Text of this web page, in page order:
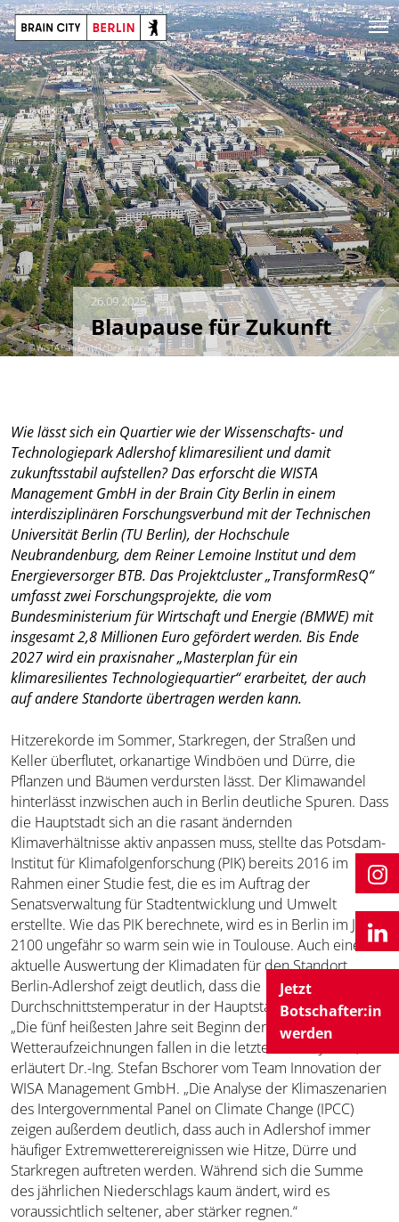
Jetzt
Botschafter:in
werden
© WISTA.Plan GmbH / Dirk Laubner
26.09.2025
Blaupause für Zukunft
Wie lässt sich ein Quartier wie der Wissenschafts- und
Technologiepark Adlershof klimaresilient und damit
zukunftsstabil aufstellen? Das erforscht die WISTA
Management GmbH in der Brain City Berlin in einem
interdisziplinären Forschungsverbund mit der Technischen
Universität Berlin (TU Berlin), der Hochschule
Neubrandenburg, dem Reiner Lemoine Institut und dem
Energieversorger BTB. Das Projektcluster „TransformResQ“
umfasst zwei Forschungsprojekte, die vom
Bundesministerium für Wirtschaft und Energie (BMWE) mit
insgesamt 2,8 Millionen Euro gefördert werden. Bis Ende
2027 wird ein praxisnaher „Masterplan für ein
klimaresilientes Technologiequartier“ erarbeitet, der auch
auf andere Standorte übertragen werden kann.
Hitzerekorde im Sommer, Starkregen, der Straßen und
Keller überflutet, orkanartige Windböen und Dürre, die
Pflanzen und Bäumen verdursten lässt. Der Klimawandel
hinterlässt inzwischen auch in Berlin deutliche Spuren. Dass
die Hauptstadt sich an die rasant ändernden
Klimaverhältnisse aktiv anpassen muss, stellte das Potsdam-
Institut für Klimafolgenforschung (PIK) bereits 2016 im
Rahmen einer Studie fest, die es im Auftrag der
Senatsverwaltung für Stadtentwicklung und Umwelt
erstellte. Wie das PIK berechnete, wird es in Berlin im Jahre
2100 ungefähr so warm sein wie in Toulouse. Auch eine
aktuelle Auswertung der Klimadaten für den Standort
Berlin-Adlershof zeigt deutlich, dass die
Durchschnittstemperatur in der Hauptstadt jährlich steigt.
„Die fünf heißesten Jahre seit Beginn der
Wetteraufzeichnungen fallen in die letzten sechs Jahre“,
erläutert Dr.-Ing. Stefan Bschorer vom Team Innovation der
WISA Management GmbH. „Die Analyse der Klima­szenarien
des Intergovernmental Panel on Climate Change (IPCC)
zeigen außerdem deutlich, dass auch in Adlershof immer
häufiger Extremwetterereignissen wie Hitze, Dürre und
Starkregen auftreten werden. Während sich die Summe
des jährlichen Niederschlags kaum ändert, wird es
voraussichtlich seltener, aber stärker regnen.“